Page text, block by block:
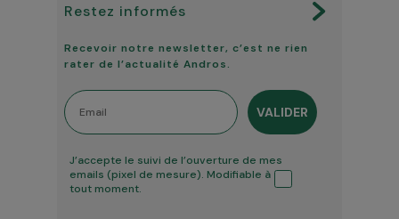
Restez informés
Recevoir notre newsletter, c’est ne rien
rater de l’actualité Andros.
Email
VALIDER
Tracking ouverture
J’accepte le suivi de l’ouverture de mes
emails (pixel de mesure). Modifiable à
tout moment.